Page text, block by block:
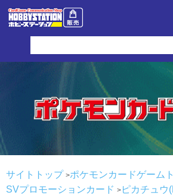
サイトトップ
ポケモンカードゲーム
SVプロモーションカード
ピカチュウ